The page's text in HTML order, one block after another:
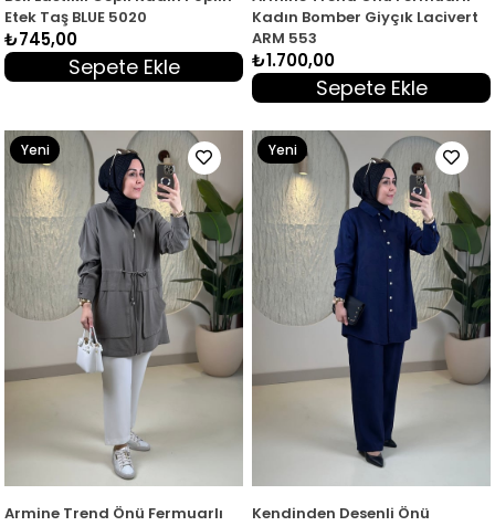
Etek Taş BLUE 5020
₺745,00
Sepete Ekle
Kadın Bomber Giyçık Lacivert
ARM 553
₺1.700,00
Sepete Ekle
Armine Trend Önü Fermuarlı
Yeni
Ürün
Kendinden Desenli Önü
Yeni
Ürün